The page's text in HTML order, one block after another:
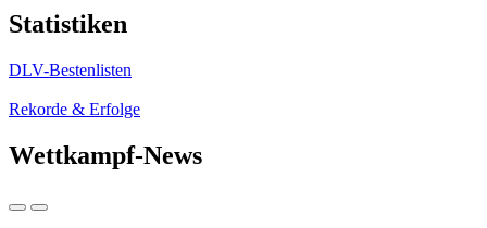
Statistiken
DLV-Bestenlisten
Rekorde & Erfolge
Wettkampf-News